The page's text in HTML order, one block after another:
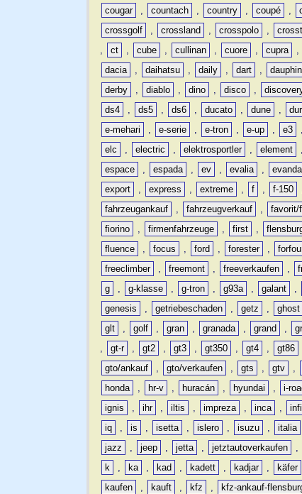
cougar
, countach , country , coupé ,
crossgolf
, crossland , crosspolo ,
,
ct , cube , cullinan , cuore , cupra ,
dacia
, daihatsu , daily , dart ,
derby
, diablo , dino , disco ,
ds4
, ds5 , ds6 , ducato , dune ,
e-mehari
, e-serie , e-tron , e-up , e3 ,
elc
, electric , elektrosportler , element ,
espace
, espada , ev , evalia , evanda
export
, express , extreme , f , f-150
fahrzeugankauf
, fahrzeugverkauf , favorit/
fiorino
, firmenfahrzeuge , first ,
fluence
, focus , ford , forester ,
freeclimber
, freemont , freeverkaufen ,
g
, g-klasse , g-tron , g93a , galant ,
genesis
, getriebeschaden , getz , ghost
glt
, golf , gran , granada , grand ,
,
gt-r , gt2 , gt3 , gt350 , gt4 , gt86
gto/ankauf
, gto/verkaufen , gts , gtv ,
honda
, hr-v , huracán , hyundai , i-
ignis
, ihr , iltis , impreza , inca ,
iq
, is , isetta , islero , isuzu , italia
jazz
, jeep , jetta , jetztautoverkaufen ,
k
, ka , kad , kadett , kadjar , käfer
kaufen
, kauft , kfz , kfz-ankauf-